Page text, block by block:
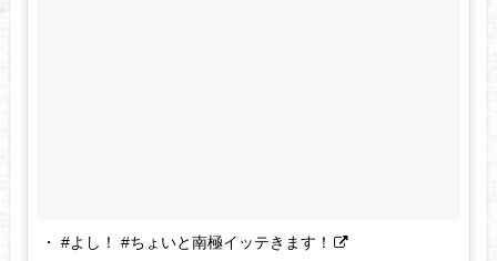
・ #よし！ #ちょいと南極イッテきます！